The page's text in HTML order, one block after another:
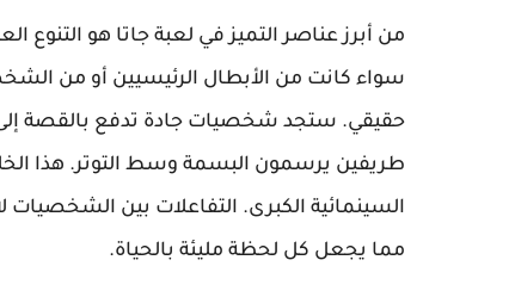
من أبرز عناصر التميز في لعبة جاتا هو
سواء كانت من الأبطال الرئيسيين أو من
حقيقي. ستجد شخصيات جادة تدفع بالقصة
طريفين يرسمون البسمة وسط التوتر. هذا
السينمائية الكبرى. التفاعلات بين
مما يجعل كل لحظة مليئة بالحياة.